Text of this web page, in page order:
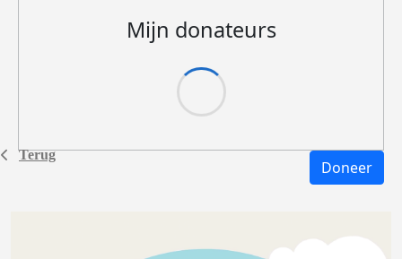
Terug
Mijn donateurs
Doneer